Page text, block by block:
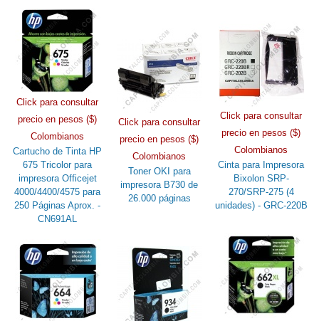
Click para consultar
precio en pesos ($)
Colombianos
Cartucho de Tinta HP
675 Tricolor para
impresora Officejet
4000/4400/4575 para
250 Páginas Aprox. -
CN691AL
Click para consultar
precio en pesos ($)
Colombianos
Toner OKI para
impresora B730 de
26.000 páginas
Click para consultar
precio en pesos ($)
Colombianos
Cinta para Impresora
Bixolon SRP-
270/SRP-275 (4
unidades) - GRC-220B